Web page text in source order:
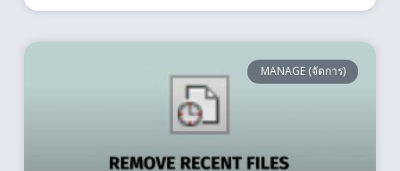
MANAGE (จัดการ)